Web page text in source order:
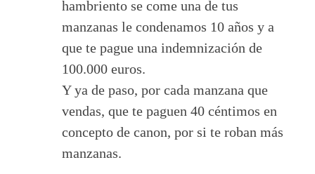
hambriento se come una de tus
manzanas le condenamos 10 años y a
que te pague una indemnización de
100.000 euros.
Y ya de paso, por cada manzana que
vendas, que te paguen 40 céntimos en
concepto de canon, por si te roban más
manzanas.